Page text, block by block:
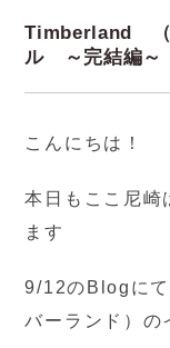
Timberland （
ル ～完結編～
こんにちは！
本日もここ尼崎
ます
9/12のBlogに
バーランド）の